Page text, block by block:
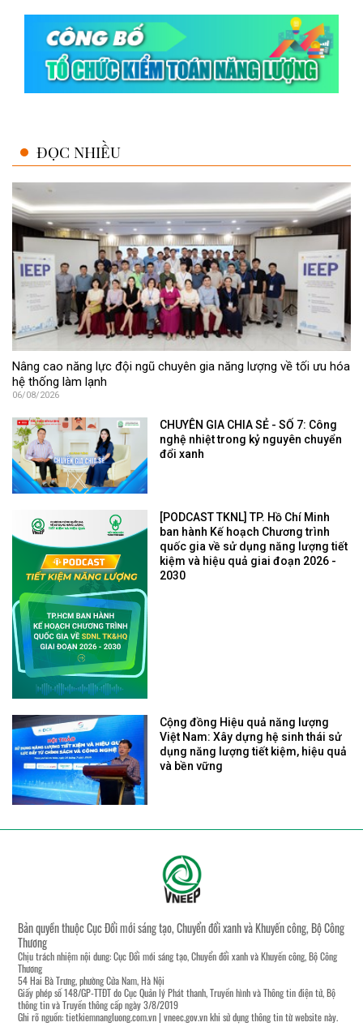
ĐỌC NHIỀU
Nâng cao năng lực đội ngũ chuyên gia năng lượng về tối ưu hóa
hệ thống làm lạnh
06/08/2026
CHUYÊN GIA CHIA SẺ - SỐ 7: Công
nghệ nhiệt trong kỷ nguyên chuyển
đổi xanh
[PODCAST TKNL] TP. Hồ Chí Minh
ban hành Kế hoạch Chương trình
quốc gia về sử dụng năng lượng tiết
kiệm và hiệu quả giai đoạn 2026 -
2030
Cộng đồng Hiệu quả năng lượng
Việt Nam: Xây dựng hệ sinh thái sử
dụng năng lượng tiết kiệm, hiệu quả
và bền vững
Bản quyền thuộc Cục Đổi mới sáng tạo, Chuyển đổi xanh và Khuyến công, Bộ Công
Thương
Chịu trách nhiệm nội dung: Cục Đổi mới sáng tạo, Chuyển đổi xanh và Khuyến công, Bộ Công
Thương
54 Hai Bà Trưng, phường Cửa Nam, Hà Nội
Giấy phép số 148/GP-TTĐT do Cục Quản lý Phát thanh, Truyền hình và Thông tin điện tử, Bộ
thông tin và Truyền thông cấp ngày 3/8/2019
Ghi rõ nguồn:tietkiemnangluong.com.vn| vneec.gov.vnkhi sử dụng thông tin từ website này.